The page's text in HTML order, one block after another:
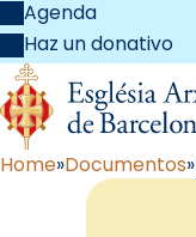
Agenda
Haz un donativo
Home Documentos